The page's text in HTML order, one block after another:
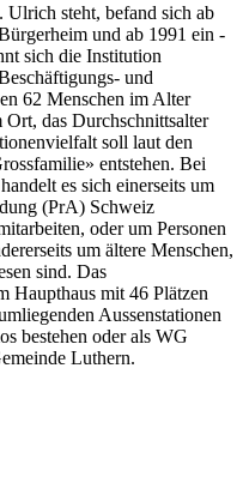
Ulrich steht, befand sich ab
und ab 1991 ein
sich die Institution
und
62 Menschen im Alter
Ort, das Durchschnittsalter
soll laut den
entstehen. Bei
es sich einerseits um
(PrA) Schweiz
oder um Personen
um ältere Menschen,
sind. Das
Haupthaus mit 46 Plätzen
Aussenstationen
bestehen oder als WG
Luthern.